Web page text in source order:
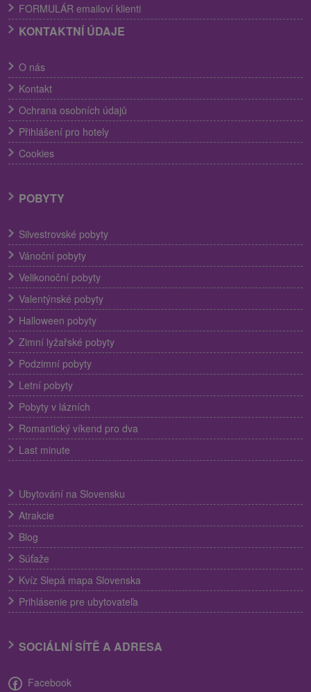
FORMULÁR emailoví klienti
KONTAKTNÍ ÚDAJE
O nás
Kontakt
Ochrana osobních údajů
Přihlášení pro hotely
Cookies
POBYTY
Silvestrovské pobyty
Vánoční pobyty
Velikonoční pobyty
Valentýnské pobyty
Halloween pobyty
Zimní lyžařské pobyty
Podzimní pobyty
Letní pobyty
Pobyty v lázních
Romantický víkend pro dva
Last minute
Ubytování na Slovensku
Atrakcie
Blog
Súťaže
Kvíz Slepá mapa Slovenska
Prihlásenie pre ubytovateľa
SOCIÁLNÍ SÍTĚ A ADRESA
Facebook